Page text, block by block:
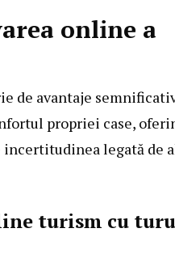
online a
de avantaje
propriei case,
legată de
turism cu